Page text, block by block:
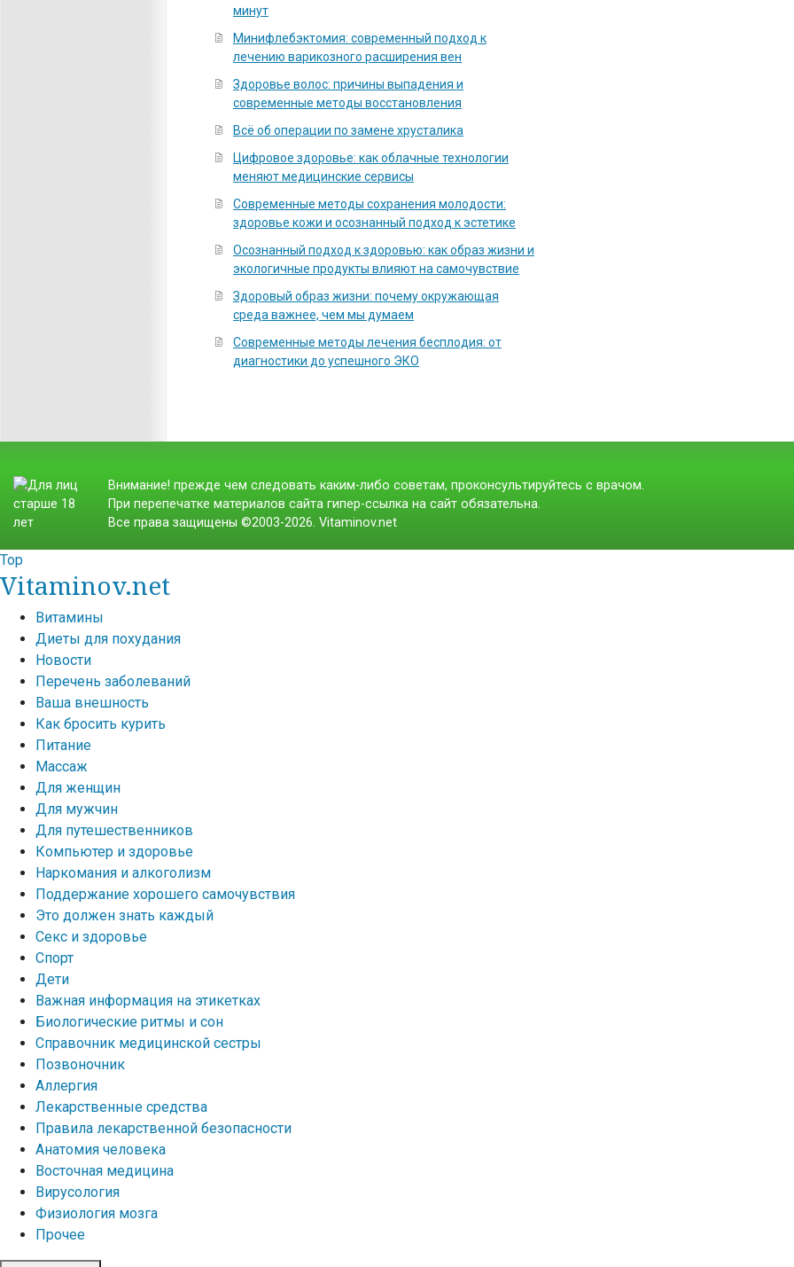
минут
Минифлебэктомия: современный подход к
лечению варикозного расширения вен
Здоровье волос: причины выпадения и
современные методы восстановления
Всё об операции по замене хрусталика
Цифровое здоровье: как облачные технологии
меняют медицинские сервисы
Современные методы сохранения молодости:
здоровье кожи и осознанный подход к эстетике
Осознанный подход к здоровью: как образ жизни и
экологичные продукты влияют на самочувствие
Здоровый образ жизни: почему окружающая
среда важнее, чем мы думаем
Современные методы лечения бесплодия: от
диагностики до успешного ЭКО
Внимание! прежде чем следовать каким-либо советам, проконсультируйтесь с врачом.
При перепечатке материалов сайта гипер-ссылка на сайт обязательна.
Все права защищены ©2003-2026. Vitaminov.net
Top
Vitaminov.net
Витамины
Диеты для похудания
Новости
Перечень заболеваний
Ваша внешность
Как бросить курить
Питание
Массаж
Для женщин
Для мужчин
Для путешественников
Компьютер и здоровье
Наркомания и алкоголизм
Поддержание хорошего самочувствия
Это должен знать каждый
Секс и здоровье
Спорт
Дети
Важная информация на этикетках
Биологические ритмы и сон
Справочник медицинской сестры
Позвоночник
Аллергия
Лекарственные средства
Правила лекарственной безопасности
Aнатомия человека
Восточная медицина
Вирусология
Физиология мозга
Прочее